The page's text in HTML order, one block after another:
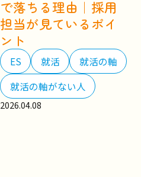
で落ちる理由｜採用
担当が見ているポイ
ント
ES 就活
就活の軸
就活の軸がない人
2026.04.08